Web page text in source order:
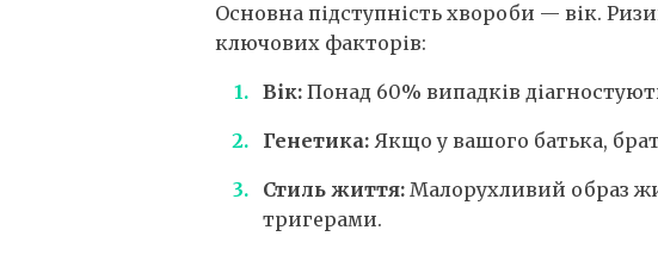
Основна підступність хвороби — вік.
ключових факторів:
Вік: Понад 60% випадків
Генетика: Якщо у вашого батька,
Стиль життя: Малорухливий образ
тригерами.